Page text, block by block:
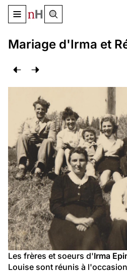
Basculer le menu de
Mariage d'Irma et
Les frères et soeurs d'Irma
Louise sont réunis à